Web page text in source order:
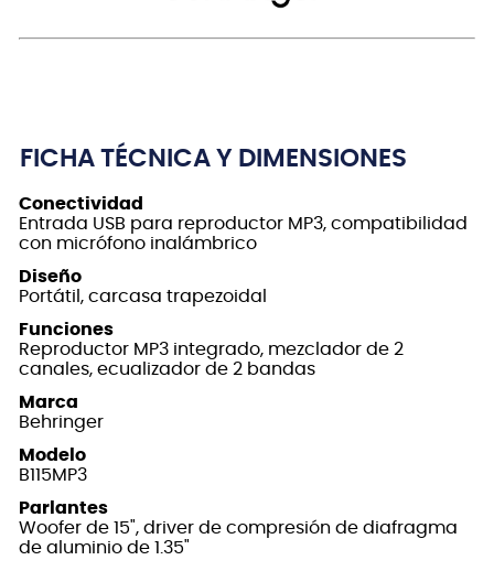
FICHA TÉCNICA Y DIMENSIONES
Conectividad
Entrada USB para reproductor MP3, compatibilidad
con micrófono inalámbrico
Diseño
Portátil, carcasa trapezoidal
Funciones
Reproductor MP3 integrado, mezclador de 2
canales, ecualizador de 2 bandas
Marca
Behringer
Modelo
B115MP3
Parlantes
Woofer de 15", driver de compresión de diafragma
de aluminio de 1.35"